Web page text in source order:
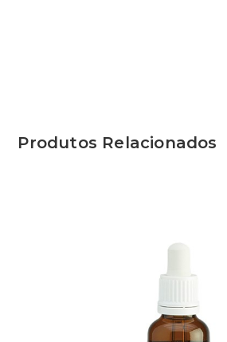
Produtos Relacionados